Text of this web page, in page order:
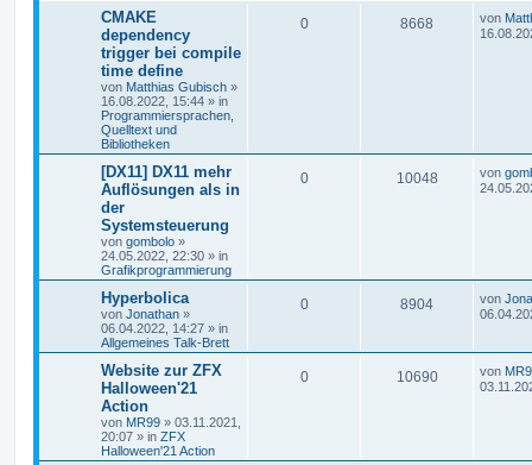
CMAKE
dependency
trigger bei compile
time define
von Matthias Gubisch »
16.08.2022, 15:44 » in
Programmiersprachen,
Quelltext und
Bibliotheken
0 8668 von
[DX11] DX11 mehr
Auflösungen als in
der
Systemsteuerung
von gombolo »
24.05.2022, 22:30 » in
Grafikprogrammierung
0 10048 von
Hyperbolica
von Jonathan »
06.04.2022, 14:27 » in
Allgemeines Talk-Brett
0 8904 von
Website zur ZFX
Halloween'21
Action
von MR99 » 03.11.2021,
20:07 » in ZFX
Halloween'21 Action
0 10690 von